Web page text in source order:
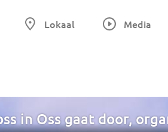
Lokaal Media
in Oss gaat door,